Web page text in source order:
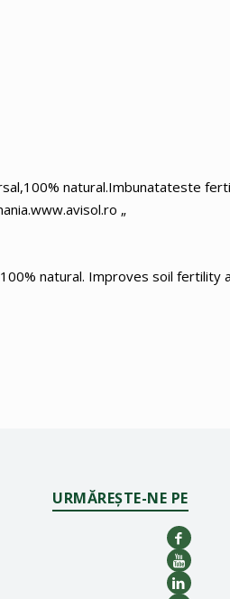
natural.Imbunatateste
„
natural. Improves soil
URMĂREȘTE-NE PE